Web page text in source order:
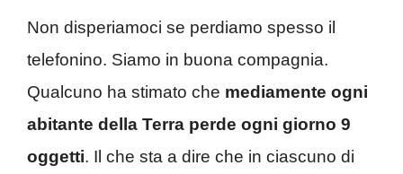
Non disperiamoci se perdiamo spesso il
telefonino. Siamo in buona compagnia.
Qualcuno ha stimato che mediamente ogni
abitante della Terra perde ogni giorno 9
oggetti. Il che sta a dire che in ciascuno di